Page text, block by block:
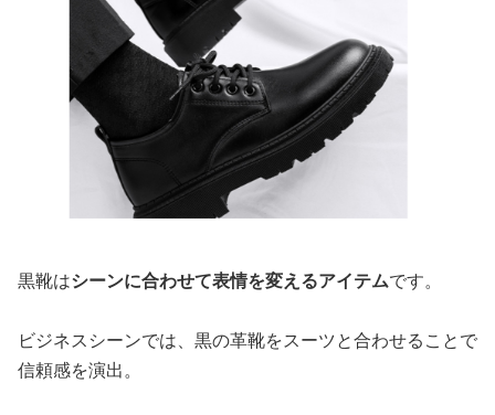
黒靴はシーンに合わせて表情を変えるアイテムです。
ビジネスシーンでは、黒の革靴をスーツと合わせることで
信頼感を演出。